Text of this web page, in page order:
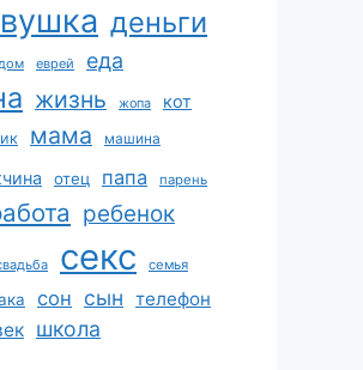
деньги
еврей еда
жизнь жопа кот
мама машина
отец папа парень
ребенок
секс семья
сон сын телефон
школа